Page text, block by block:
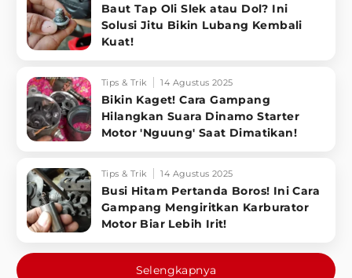
Baut Tap Oli Slek atau Dol? Ini
Solusi Jitu Bikin Lubang Kembali
Kuat!
Tips & Trik 14 Agustus 2025
Bikin Kaget! Cara Gampang
Hilangkan Suara Dinamo Starter
Motor 'Nguung' Saat Dimatikan!
Tips & Trik 14 Agustus 2025
Busi Hitam Pertanda Boros! Ini Cara
Gampang Mengiritkan Karburator
Motor Biar Lebih Irit!
Selengkapnya